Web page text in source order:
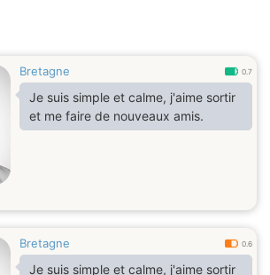
Bretagne 0.7
Je suis simple et calme, j'aime sortir
et me faire de nouveaux amis.
Bretagne 0.6
Je suis simple et calme, j'aime sortir